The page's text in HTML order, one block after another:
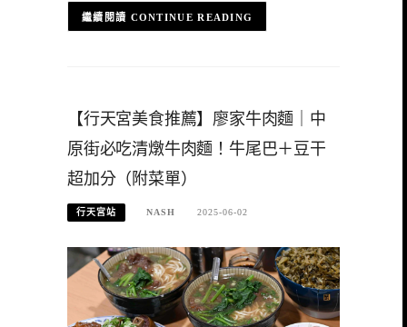
CONTINUE READING
【行天宮美食推薦】廖家牛肉麵｜中
原街必吃清燉牛肉麵！牛尾巴＋豆干
超加分（附菜單）
行天宮站 NASH 2025-06-02